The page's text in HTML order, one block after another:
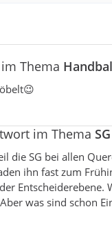
Thema
im Thema
die SG bei allen
ihn fast zum
was sind schon